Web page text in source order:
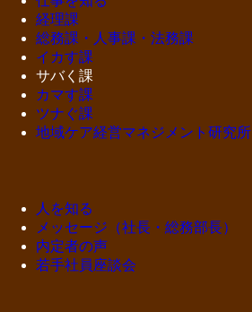
経理課
総務課・人事課・法務課
イカす課
サバく課
カマす課
ツナぐ課
地域ケア経営マネジメント研究所
人を知る
メッセージ（社長・総務部長）
内定者の声
若手社員座談会